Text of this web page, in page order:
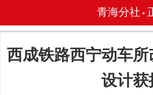
青海分社 •
西成铁路西宁动车
设计获